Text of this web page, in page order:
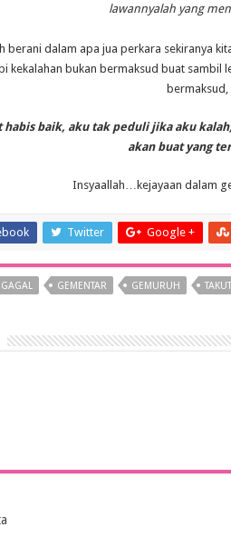
lawannyalah yang
berani dalam apa jua perkara sekiranya
kekalahan bukan bermaksud buat sambil
bermaksud,
habis baik, aku tak peduli jika aku
akan buat yang
Insyaallah…kejayaan dalam
Twitter Google +
GAGAL GEMENTAR GEMURUH TAKUT